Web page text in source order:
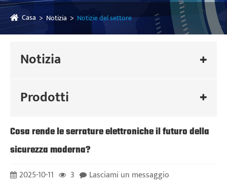
Casa Notizia Notizie del settore
Notizia
Prodotti
Cosa rende le serrature elettroniche il futuro della
sicurezza moderna?
2025-10-11 3
Lasciami un messaggio